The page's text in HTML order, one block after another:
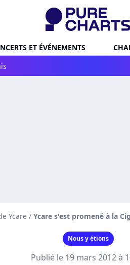
ET ÉVÉNEMENTS
Ycare / Ycare s'est promené à la
Nous y étions
Publié le 19 mars 2012 à